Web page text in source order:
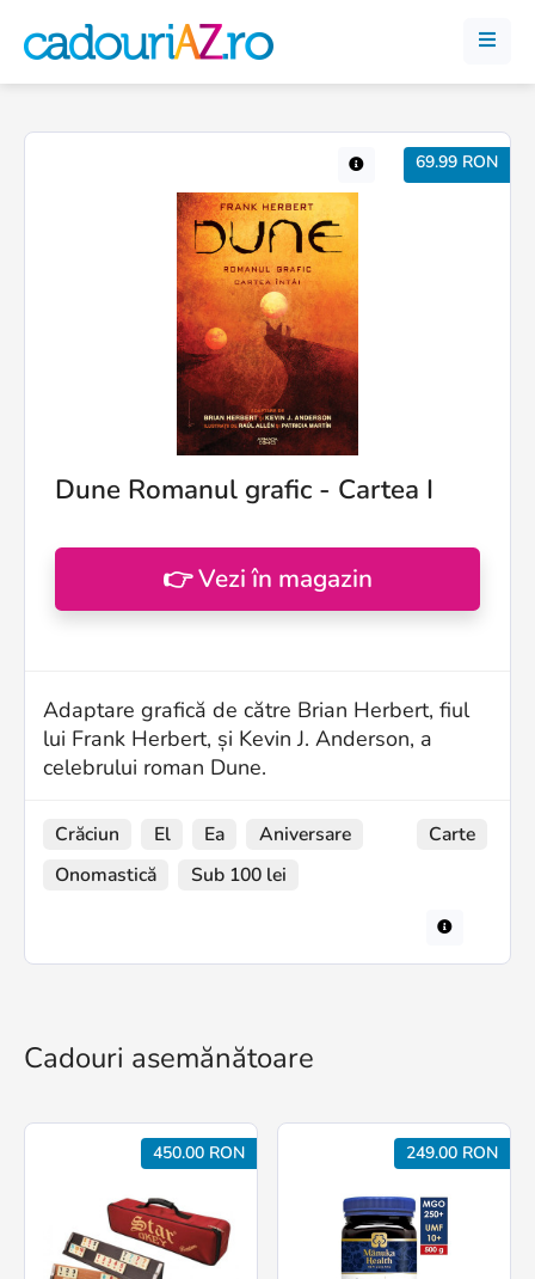
69.99 RON
Dune Romanul grafic - Cartea I
👉 Vezi în magazin
Adaptare grafică de către Brian Herbert, fiul
lui Frank Herbert, și Kevin J. Anderson, a
celebrului roman Dune.
Crăciun El Ea
Aniversare
Onomastică
Sub 100 lei
Carte
Cadouri asemănătoare
450.00 RON 249.00 RON